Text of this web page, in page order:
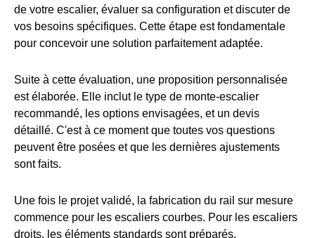
de votre escalier, évaluer sa configuration et discuter de
vos besoins spécifiques. Cette étape est fondamentale
pour concevoir une solution parfaitement adaptée.
Suite à cette évaluation, une proposition personnalisée
est élaborée. Elle inclut le type de monte-escalier
recommandé, les options envisagées, et un devis
détaillé. C'est à ce moment que toutes vos questions
peuvent être posées et que les dernières ajustements
sont faits.
Une fois le projet validé, la fabrication du rail sur mesure
commence pour les escaliers courbes. Pour les escaliers
droits, les éléments standards sont préparés.